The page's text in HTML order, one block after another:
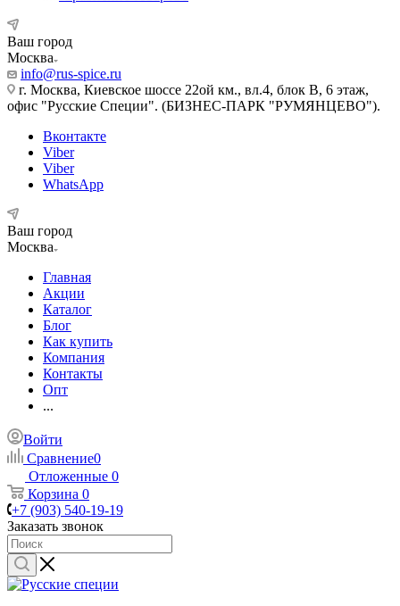
Ваш город
Москва
info@rus-spice.ru
г. Москва, Киевское шоссе 22ой км., вл.4, блок В, 6 этаж,
офис "Русские Специи". (БИЗНЕС-ПАРК "РУМЯНЦЕВО").
Вконтакте
Viber
Viber
WhatsApp
Ваш город
Москва
Главная
Акции
Каталог
Блог
Как купить
Компания
Контакты
Опт
...
Войти
Сравнение0
Отложенные 0
Корзина 0
+7 (903) 540-19-19
Заказать звонок